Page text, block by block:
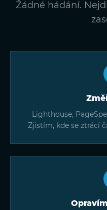
Žádné hádání.
Lighthouse,
Zjistím, kde se ztrácí